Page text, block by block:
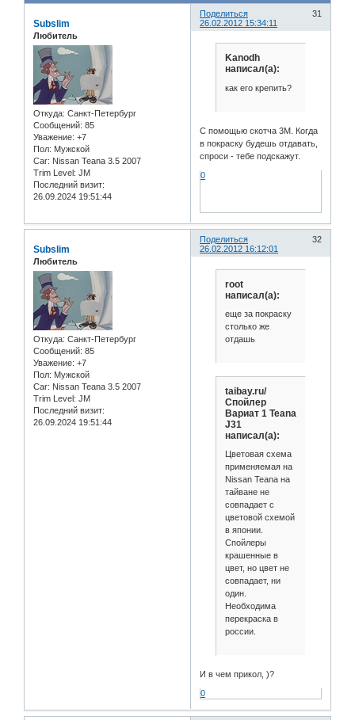
Поделиться
31
26.02.2012 15:34:11
Subslim
Любитель
Откуда: Санкт-Петербург
Сообщений: 85
Уважение: +7
Пол: Мужской
Car: Nissan Teana 3.5 2007
Trim Level: JM
Последний визит:
26.09.2024 19:51:44
Kanodh
написал(а):
как его крепить?
С помощью скотча 3М. Когда
в покраску будешь отдавать,
спроси - тебе подскажут.
0
Поделиться
32
26.02.2012 16:12:01
Subslim
Любитель
Откуда: Санкт-Петербург
Сообщений: 85
Уважение: +7
Пол: Мужской
Car: Nissan Teana 3.5 2007
Trim Level: JM
Последний визит:
26.09.2024 19:51:44
root
написал(а):
еще за покраску
столько же
отдашь
taibay.ru/
Спойлер
Вариат 1 Teana
J31
написал(а):
Цветовая схема
применяемая на
Nissan Teana на
тайване не
совпадает с
цветовой схемой
в японии.
Спойлеры
крашенные в
цвет, но цвет не
совпадает, ни
один.
Необходима
перекраска в
россии.
И в чем прикол, )?
0